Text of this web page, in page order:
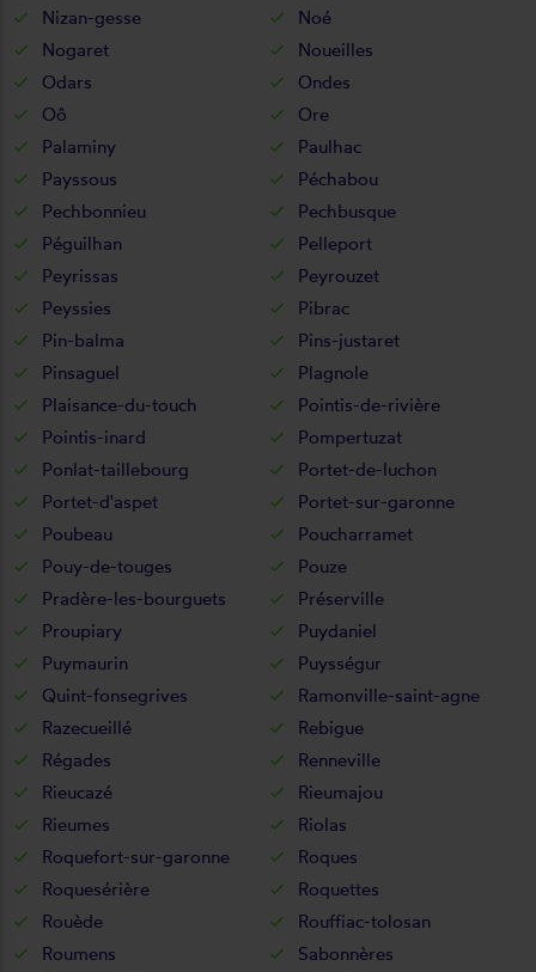
Nizan-gesse
Noé
Nogaret
Noueilles
Odars
Ondes
Oô
Ore
Palaminy
Paulhac
Payssous
Péchabou
Pechbonnieu
Pechbusque
Péguilhan
Pelleport
Peyrissas
Peyrouzet
Peyssies
Pibrac
Pin-balma
Pins-justaret
Pinsaguel
Plagnole
Plaisance-du-touch
Pointis-de-rivière
Pointis-inard
Pompertuzat
Ponlat-taillebourg
Portet-de-luchon
Portet-d'aspet
Portet-sur-garonne
Poubeau
Poucharramet
Pouy-de-touges
Pouze
Pradère-les-bourguets
Préserville
Proupiary
Puydaniel
Puymaurin
Puysségur
Quint-fonsegrives
Ramonville-saint-agne
Razecueillé
Rebigue
Régades
Renneville
Rieucazé
Rieumajou
Rieumes
Riolas
Roquefort-sur-garonne
Roques
Roquesérière
Roquettes
Rouède
Rouffiac-tolosan
Roumens
Sabonnères